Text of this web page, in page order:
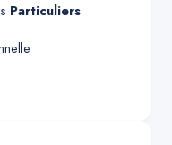
Particuliers